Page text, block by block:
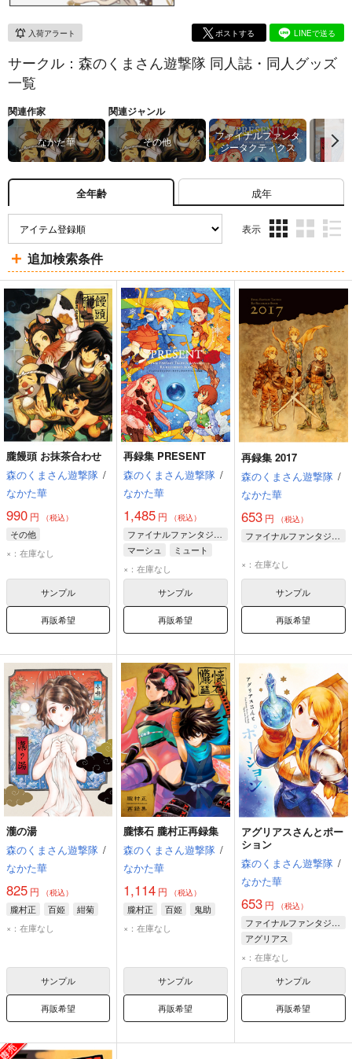
入荷アラート ポストする LINEで送る
サークル：森のくまさん遊撃隊 同人誌・同人グッズ
一覧
関連作家
なかた華
関連ジャンル
その他
ファイナルファンタ
ジータクティクス
全年齢 成年
表示
ム
表
示
ム
表
ム
表
追加検索条件
朧饅頭 お抹茶合わせ
森のくまさん遊撃隊 /
なかた華
990 円 （税込）
その他
×：在庫なし
サンプル
再販希望
再録集 PRESENT
森のくまさん遊撃隊 /
なかた華
1,485 円 （税込）
ファイナルファンタジータクティクス
マーシュ
ミュート
リッツ
×：在庫なし
サンプル
再販希望
再録集 2017
森のくまさん遊撃隊 /
なかた華
653円 （税込）
ファイナルファンタジータクティクス
×：在庫なし
サンプル
再販希望
瀧の湯
森のくまさん遊撃隊 /
なかた華
825 円 （税込）
朧村正 百姫
紺菊
×：在庫なし
サンプル
再販希望
朧懐石 朧村正再録集
森のくまさん遊撃隊 /
なかた華
1,114 円 （税込）
朧村正 百姫
鬼助
×：在庫なし
サンプル
再販希望
アグリアスさんとポー
ション
森のくまさん遊撃隊 /
なかた華
653円 （税込）
ファイナルファンタジータクティクス
アグリアス
×：在庫なし
サンプル
再販希望